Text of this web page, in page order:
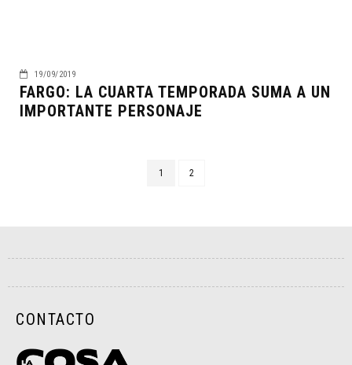
19/09/2019
FARGO: LA CUARTA TEMPORADA SUMA A UN
IMPORTANTE PERSONAJE
1 2
CONTACTO